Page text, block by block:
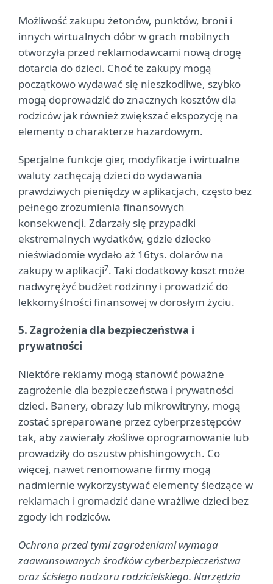
Możliwość zakupu żetonów, punktów, broni i
innych wirtualnych dóbr w grach mobilnych
otworzyła przed reklamodawcami nową drogę
dotarcia do dzieci. Choć te zakupy mogą
początkowo wydawać się nieszkodliwe, szybko
mogą doprowadzić do znacznych kosztów dla
rodziców jak również zwiększać ekspozycję na
elementy o charakterze hazardowym.
Specjalne funkcje gier, modyfikacje i wirtualne
waluty zachęcają dzieci do wydawania
prawdziwych pieniędzy w aplikacjach, często bez
pełnego zrozumienia finansowych
konsekwencji. Zdarzały się przypadki
ekstremalnych wydatków, gdzie dziecko
nieświadomie wydało aż 16tys. dolarów na
zakupy w aplikacji7. Taki dodatkowy koszt może
nadwyrężyć budżet rodzinny i prowadzić do
lekkomyślności finansowej w dorosłym życiu.
5. Zagrożenia dla bezpieczeństwa i
prywatności
Niektóre reklamy mogą stanowić poważne
zagrożenie dla bezpieczeństwa i prywatności
dzieci. Banery, obrazy lub mikrowitryny, mogą
zostać spreparowane przez cyberprzestępców
tak, aby zawierały złośliwe oprogramowanie lub
prowadziły do oszustw phishingowych. Co
więcej, nawet renomowane firmy mogą
nadmiernie wykorzystywać elementy śledzące w
reklamach i gromadzić dane wrażliwe dzieci bez
zgody ich rodziców.
Ochrona przed tymi zagrożeniami wymaga
zaawansowanych środków cyberbezpieczeństwa
oraz ścisłego nadzoru rodzicielskiego. Narzędzia